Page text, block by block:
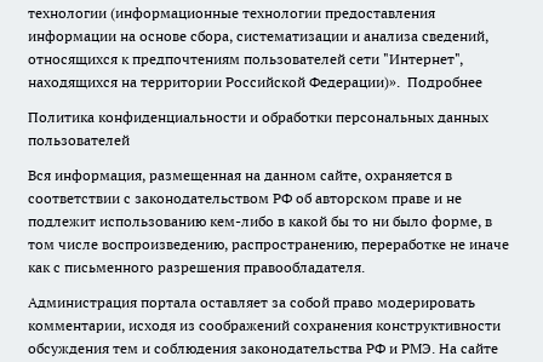
технологии (информационные технологии предоставления
информации на основе сбора, систематизации и анализа сведений,
относящихся к предпочтениям пользователей сети "Интернет",
находящихся на территории Российской Федерации)». Подробнее
Политика конфиденциальности и обработки персональных данных
пользователей
Вся информация, размещенная на данном сайте, охраняется в
соответствии с законодательством РФ об авторском праве и не
подлежит использованию кем-либо в какой бы то ни было форме, в
том числе воспроизведению, распространению, переработке не иначе
как с письменного разрешения правообладателя.
Администрация портала оставляет за собой право модерировать
комментарии, исходя из соображений сохранения конструктивности
обсуждения тем и соблюдения законодательства РФ и РМЭ. На сайте